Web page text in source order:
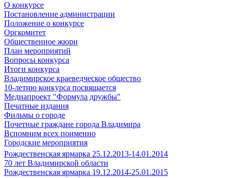
О конкурсе
Постановление администрации
Положение о конкурсе
Оргкомитет
Общественное жюри
План мероприятий
Вопросы конкурса
Итоги конкурса
Владимирское краеведческое общество
10-летию конкурса посвящается
Медиапроект "Формула дружбы"
Печатные издания
Фильмы о городе
Почетные граждане города Владимира
Вспомним всех поименно
Городские мероприятия
Рождественская ярмарка 25.12.2013-14.01.2014
70 лет Владимирской области
Рождественская ярмарка 19.12.2014-25.01.2015